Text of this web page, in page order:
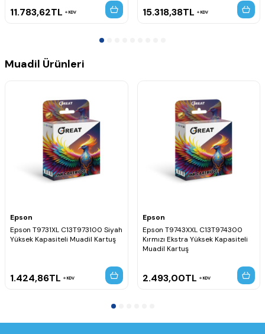
11.783,62TL KDV 15.318,38TL KDV
Muadil Ürünleri
Epson
Epson T9731XL C13T973100 Siyah
Yüksek Kapasiteli Muadil Kartuş
1.424,86TL KDV
Epson
Epson T9743XXL C13T974300
Kırmızı Ekstra Yüksek Kapasiteli
Muadil Kartuş
2.493,00TL KDV